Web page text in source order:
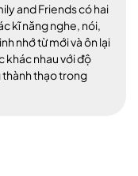
and Friends có hai
kĩ năng nghe, nói,
nhớ từ mới và ôn lại
khác nhau với độ
thành thạo trong